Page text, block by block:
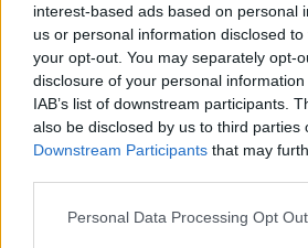
interest-based ads based on personal
us or personal information disclosed
your opt-out. You may separately opt-
disclosure of your personal
IAB’s list of downstream participants.
also be disclosed by us to third parties
Downstream Participants that may
Personal Data Processing Opt